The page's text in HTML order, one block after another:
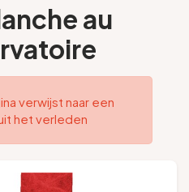
au
verwijst naar een
het verleden